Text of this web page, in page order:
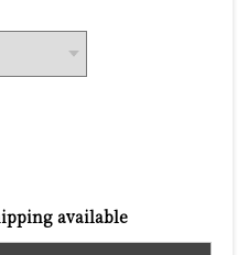
available